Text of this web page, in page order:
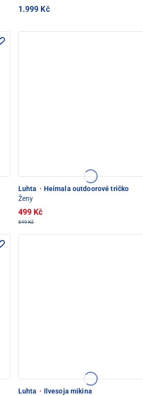
1.999 Kč
Luhta · Heimala outdoorové tričko
Ženy
499 Kč
549 Kč
Luhta · Ilvesoja mikina